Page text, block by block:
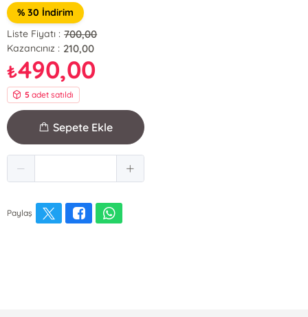
% 30 İndirim
Liste Fiyatı : 700,00
Kazancınız : 210,00
₺490,00
5 adet satıldı
Sepete Ekle
Paylaş